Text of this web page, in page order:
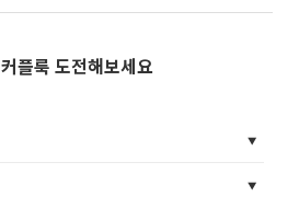
커플룩 도전해보세요